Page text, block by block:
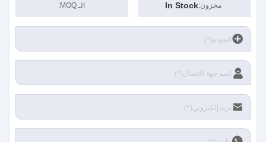
مخزون:In Stock الـ MOQ: